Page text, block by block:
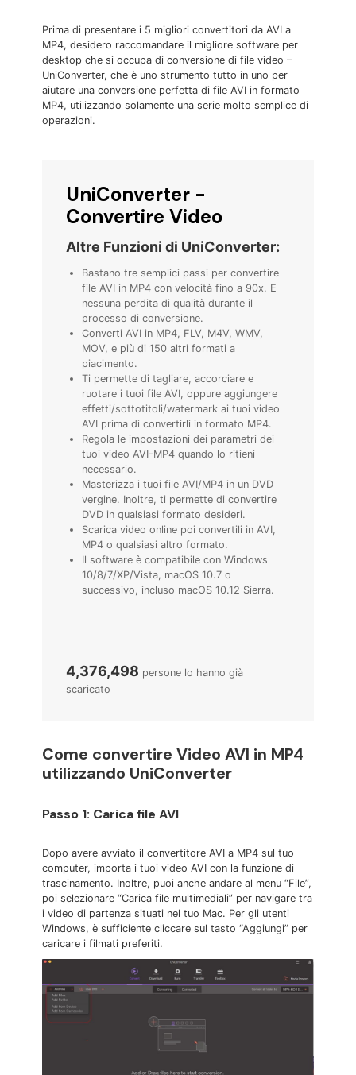
Prima di presentare i 5 migliori convertitori da AVI a
MP4, desidero raccomandare il migliore software per
desktop che si occupa di conversione di file video –
UniConverter, che è uno strumento tutto in uno per
aiutare una conversione perfetta di file AVI in formato
MP4, utilizzando solamente una serie molto semplice di
operazioni.
UniConverter -
Convertire Video
Altre Funzioni di UniConverter:
Bastano tre semplici passi per convertire
file AVI in MP4 con velocità fino a 90x. E
nessuna perdita di qualità durante il
processo di conversione.
Converti AVI in MP4, FLV, M4V, WMV,
MOV, e più di 150 altri formati a
piacimento.
Ti permette di tagliare, accorciare e
ruotare i tuoi file AVI, oppure aggiungere
effetti/sottotitoli/watermark ai tuoi video
AVI prima di convertirli in formato MP4.
Regola le impostazioni dei parametri dei
tuoi video AVI-MP4 quando lo ritieni
necessario.
Masterizza i tuoi file AVI/MP4 in un DVD
vergine. Inoltre, ti permette di convertire
DVD in qualsiasi formato desideri.
Scarica video online poi convertili in AVI,
MP4 o qualsiasi altro formato.
Il software è compatibile con Windows
10/8/7/XP/Vista, macOS 10.7 o
successivo, incluso macOS 10.12 Sierra.
4,376,498 persone lo hanno già
scaricato
Come convertire Video AVI in MP4
utilizzando UniConverter
Passo 1: Carica file AVI
Dopo avere avviato il convertitore AVI a MP4 sul tuo
computer, importa i tuoi video AVI con la funzione di
trascinamento. Inoltre, puoi anche andare al menu “File”,
poi selezionare “Carica file multimediali” per navigare tra
i video di partenza situati nel tuo Mac. Per gli utenti
Windows, è sufficiente cliccare sul tasto “Aggiungi” per
caricare i filmati preferiti.